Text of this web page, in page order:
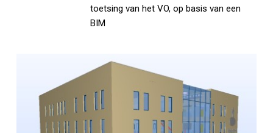
toetsing van het VO, op basis van een
BIM